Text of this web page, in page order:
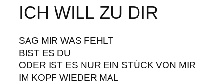
ICH WILL ZU DIR
SAG MIR WAS FEHLT
BIST ES DU
ODER IST ES NUR EIN STÜCK VON MIR
IM KOPF WIEDER MAL